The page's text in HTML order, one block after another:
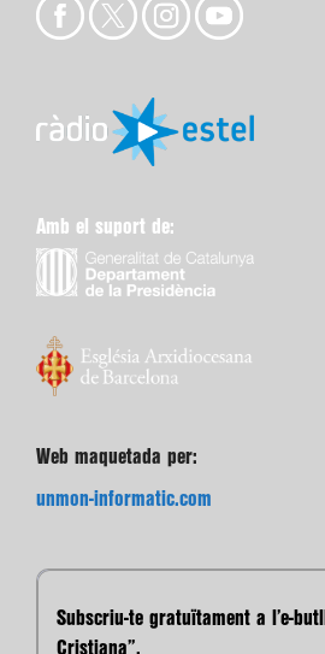
Amb el suport de:
Web maquetada per:
unmon-informatic.com
Subscriu-te gratuïtament a l’e-
Cristiana”.